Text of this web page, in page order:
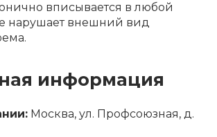
вписывается в любой
нарушает внешний вид
информация
Москва, ул. Профсоюзная, д.